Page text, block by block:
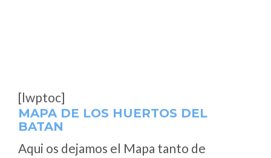
[lwptoc]
MAPA DE LOS HUERTOS DEL
BATAN
Aqui os dejamos el Mapa tanto de